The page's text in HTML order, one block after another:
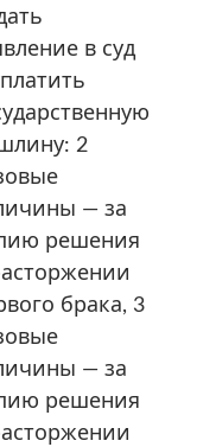
в суд
2
— за
решения
брака, 3
— за
решения